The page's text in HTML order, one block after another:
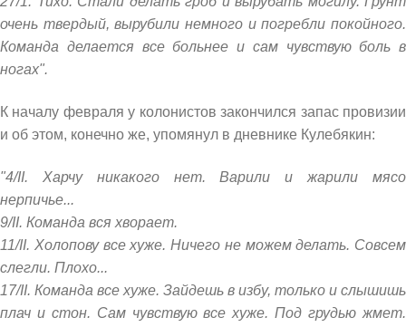
очень твердый, вырубили немного и погребли покойного.
Команда делается все больнее и сам чувствую боль в
ногах".
К началу февраля у колонистов закончился запас провизии
и об этом, конечно же, упомянул в дневнике Кулебякин:
"4/II. Харчу никакого нет. Варили и жарили мясо
нерпичье...
9/II. Команда вся хворает.
11/II. Холопову все хуже. Ничего не можем делать. Совсем
слегли. Плохо...
17/II. Команда все хуже. Зайдешь в избу, только и слышишь
плач и стон. Сам чувствую все хуже. Под грудью жмет.